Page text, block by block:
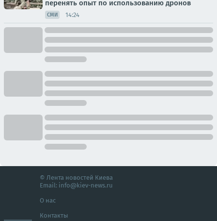
перенять опыт по использованию дронов
СМИ 14:24
© Лента новостей Киева
Email: info@kiev-news.ru
О нас
Контакты